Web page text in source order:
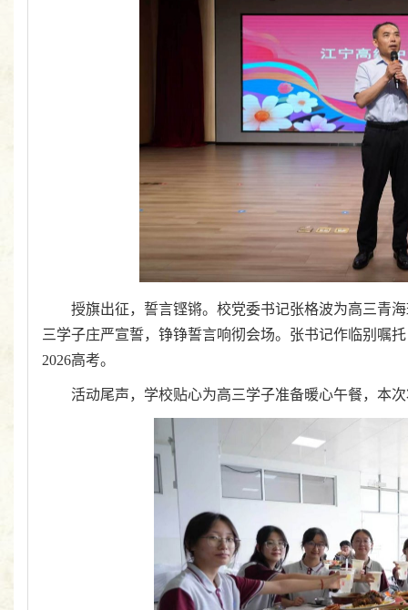
授旗出征，誓言铿锵。校党委书记张格波为高三青
三学子庄严宣誓，铮铮誓言响彻会场。张书记作临别嘱
2026高考。
活动尾声，学校贴心为高三学子准备暖心午餐，本